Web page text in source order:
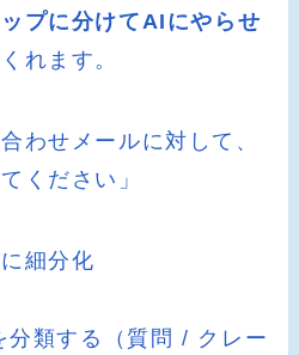
プに分けてAIにやらせ
れます。
わせメールに対して、
ください」
細分化
分類する（質問 / クレー